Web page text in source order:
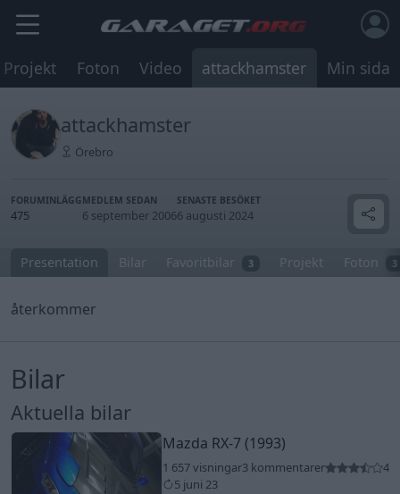
Projekt Foton Video attackhamster Min sida
attackhamster
Örebro
FORUMINLÄGG
475
MEDLEM SEDAN
6 september 2006
SENASTE BESÖKET
6 augusti 2024
Presentation Bilar Favoritbilar 3 Projekt Foton 3
återkommer
Bilar
Aktuella bilar
Mazda RX-7 (1993)
1 657 visningar3 kommentarer
4
5 juni 23